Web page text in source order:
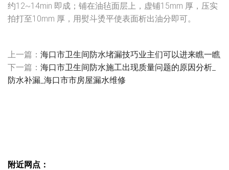
约12~14min 即成；铺在油毡面层上，虚铺15mm 厚，压实
拍打至10mm 厚，用熨斗烫平使表面析出油分即可。
上一篇： 海口市卫生间防水堵漏技巧业主们可以进来瞧一瞧
下一篇： 海口市卫生间防水施工出现质量问题的原因分析_
防水补漏_海口市市房屋漏水维修
附近网点：